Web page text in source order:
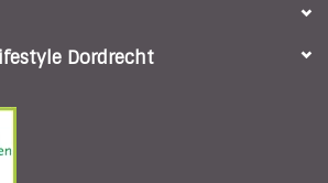
Dordrecht